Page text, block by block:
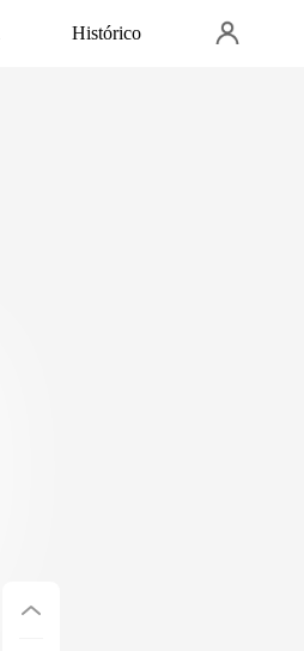
Histórico